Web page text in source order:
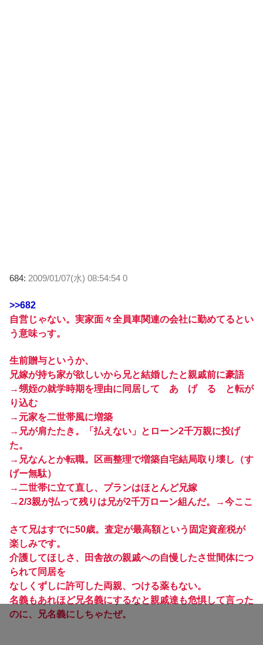
684: 2009/01/07(水) 08:54:54 0
>>682
自営じゃない。実家面々全員車関連の会社に勤めてるとい
う意味っす。
生前贈与というか、
兄嫁が持ち家が欲しいから兄と結婚したと親戚前に豪語
→甥姪の就学時期を理由に同居して あ げ る と転が
り込む
→元家を二世帯風に増築
→兄が肩たたき。「払えない」とローン2千万親に投げ
た。
→兄なんとか転職。区画整理で増築自宅結局取り壊し（す
げー無駄）
→二世帯に立て直し、プランはほとんど兄嫁
→2/3親が払って残りは兄が2千万ローン組んだ。→今ここ
さて兄はすでに50歳。査定が最高額という固定資産税が
楽しみです。
介護してほしさ、田舎故の親戚への自慢したさ世間体につ
られて同居を
なしくずしに許可した両親、つける薬もない。
名義もあれほど兄名義にするなと親戚達も危惧して言った
のに、兄名義にしちゃたぜ。